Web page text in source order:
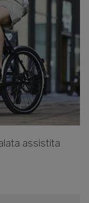
assistita